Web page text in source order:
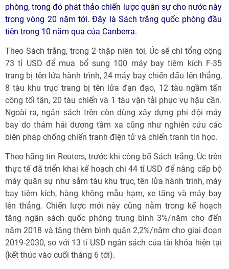
phòng, trong đó phát thảo chiến lược quân sự cho nước này
trong vòng 20 năm tới. Đây là Sách trắng quốc phòng đầu
tiên trong 10 năm qua của Canberra.
Theo Sách trắng, trong 2 thập niên tới, Úc sẽ chi tổng cộng
73 tỉ USD để mua bổ sung 100 máy bay tiêm kích F-35
trang bị tên lửa hành trình, 24 máy bay chiến đấu lên thẳng,
8 tàu khu trục trang bị tên lửa đạn đạo, 12 tàu ngầm tấn
công tối tân, 20 tàu chiến và 1 tàu vận tải phục vụ hậu cần.
Ngoài ra, ngân sách trên còn dùng xây dựng phi đội máy
bay do thám hải dương tầm xa cũng như nghiên cứu các
biện pháp chống chiến tranh điện tử và chiến tranh tin học.
Theo hãng tin Reuters, trước khi công bố Sách trắng, Úc trên
thực tế đã triển khai kế hoạch chi 44 tỉ USD để nâng cấp bộ
máy quân sự như sắm tàu khu trục, tên lửa hành trình, máy
bay tiêm kích, hàng không mẫu hạm, xe tăng và máy bay
lên thẳng. Chiến lược mới này cũng nằm trong kế hoạch
tăng ngân sách quốc phòng trung bình 3%/năm cho đến
năm 2018 và tăng thêm bình quân 2,2%/năm cho giai đoạn
2019-2030, so với 13 tỉ USD ngân sách của tài khóa hiện tại
(kết thúc vào cuối tháng 6 tới).